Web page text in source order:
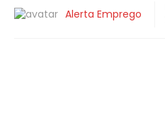
Alerta Emprego